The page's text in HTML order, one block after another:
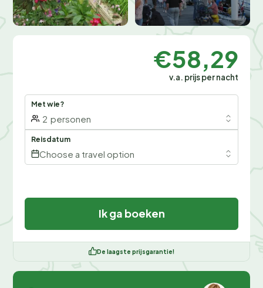
€58,29
v.a. prijs per nacht
Met wie?
2 personen
Reisdatum
Choose a travel option
Ik ga boeken
De laagste prijsgarantie!